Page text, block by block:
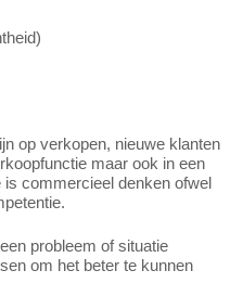
op verkopen, nieuwe klanten
maar ook in een
commercieel denken ofwel
probleem of situatie
om het beter te kunnen